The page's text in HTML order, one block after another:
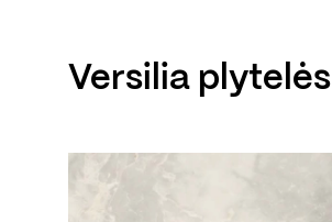
Versilia plytelės